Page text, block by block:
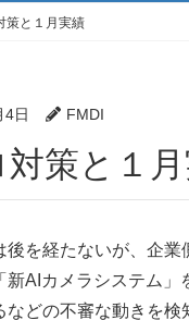
と１月実績
4日 FMDI
対策と１
を経たないが、企業
AIカメラシステム」
どの不審な動きを検